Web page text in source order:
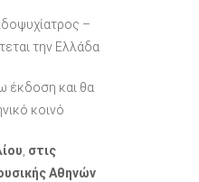
–
την Ελλάδα
έκδοση και θα
κοινό
στις
Αθηνών